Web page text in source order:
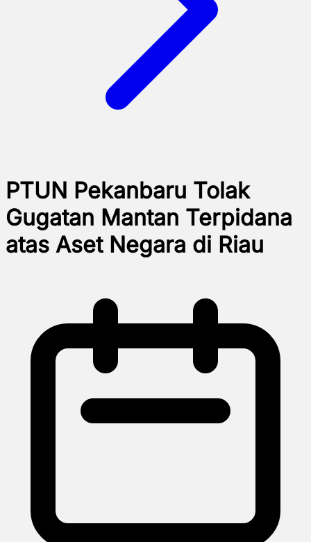
PTUN Pekanbaru Tolak
Gugatan Mantan Terpidana
atas Aset Negara di Riau